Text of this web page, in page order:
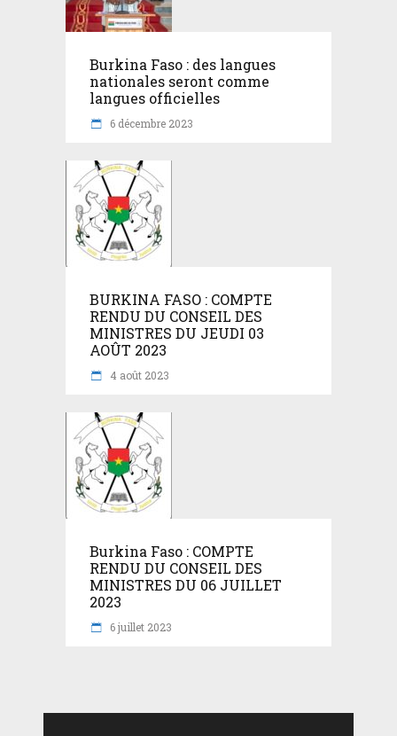
Burkina Faso : des langues
nationales seront comme
langues officielles
6 décembre 2023
BURKINA FASO : COMPTE
RENDU DU CONSEIL DES
MINISTRES DU JEUDI 03
AOÛT 2023
4 août 2023
Burkina Faso : COMPTE
RENDU DU CONSEIL DES
MINISTRES DU 06 JUILLET
2023
6 juillet 2023